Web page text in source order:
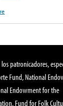
patronicadores,
Fund, National
Endowment for the
Fund for Folk